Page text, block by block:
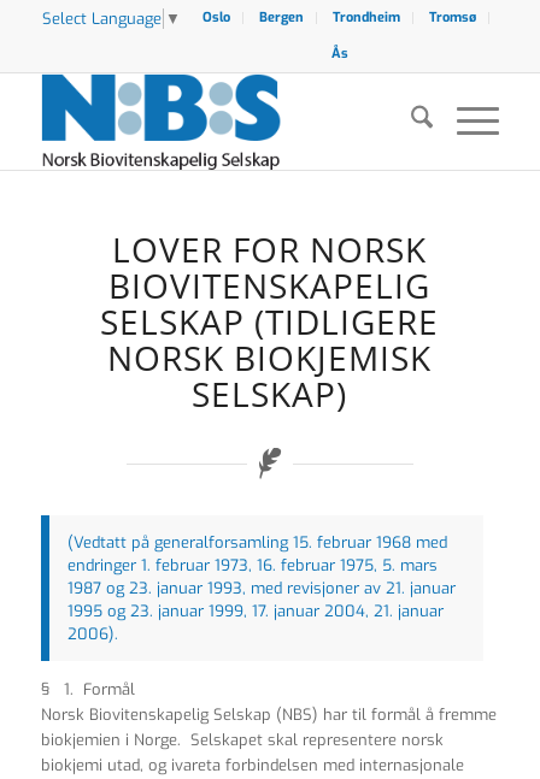
Select Language ▼ Oslo Bergen Trondheim
Tromsø
Ås
LOVER FOR NORSK
BIOVITENSKAPELIG
SELSKAP (TIDLIGERE
NORSK BIOKJEMISK
SELSKAP)
(Vedtatt på generalforsamling 15. februar 1968 med
endringer 1. februar 1973, 16. februar 1975, 5. mars
1987 og 23. januar 1993, med revisjoner av 21. januar
1995 og 23. januar 1999, 17. januar 2004, 21. januar
2006).
§ 1. Formål
Norsk Biovitenskapelig Selskap (NBS) har til formål å fremme
biokjemien i Norge. Selskapet skal representere norsk
biokjemi utad, og ivareta forbindelsen med internasjonale